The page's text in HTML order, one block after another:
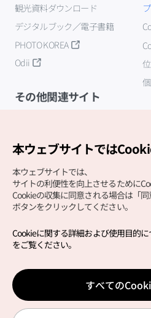
観光資料ダウンロード
デジタルブック／電子書籍
PHOTO KOREA
Odii
その他関連サイト
Copyright (c) Korea Tourism
サイトエラー報告公式メール
japanese@knto.or.kr
本ウェブサイトでは
本ウェブサイトでは、
サイトの利便性を向上させるために
Cookieの収集に同意される場合は「同
ボタンをクリックしてください。
Cookieに関する詳細および使用目的
をご覧ください。
すべての